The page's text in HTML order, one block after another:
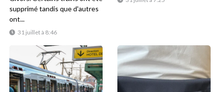
31 juillet à 8:46
supprimé tandis que d'autres
ont...